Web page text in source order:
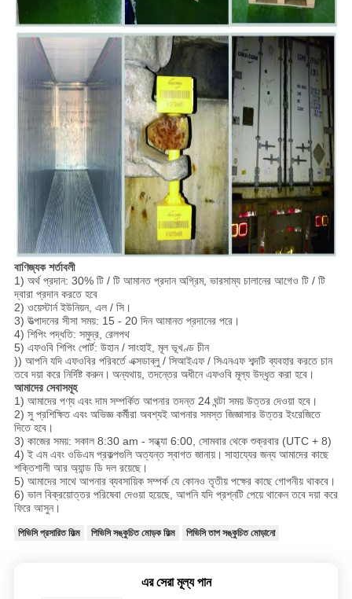
বাণিজ্যক শর্তাবলী
1) অর্থ প্রদান: 30% টি / টি আমানত প্রদান অগ্রিম, ভারসাম্য চালানের আগেও টি / টি
দ্বারা প্রদান করতে হবে
2) ওয়েস্টার্ন ইউনিয়ন, এল / সি।
3) উত্পাদনের সীসা সময়: 15 - 20 দিন আমানত প্রদানের পরে।
4) শিপিং পদ্ধতি: সমুদ্র, রেলপথ
5) এফওবি শিপিং পোর্ট: উহান / সাংহাই, মূল ভূখণ্ড চীন
)) আপনি যদি এফওবির পরিবর্তে এক্সডাব্লু / সিআইএফ / সিএনএফ শব্দটি ব্যবহার করতে চান
তবে দয়া করে নির্দিষ্ট করুন। অন্যথায়, তদন্তের অধীনে এফওবি মূল্য উদ্ধৃত করা হবে।
আমাদের সেবাসমূহ
1) আমাদের পণ্য এবং দাম সম্পর্কিত আপনার তদন্ত 24 ঘন্টা সময় উত্তর দেওয়া হবে।
2) সু প্রশিক্ষিত এবং অভিজ্ঞ কর্মীরা অবশ্যই আপনার সমস্ত জিজ্ঞাসার উত্তর ইংরেজিতে
দিতে হবে।
3) কাজের সময়: সকাল 8:30 am - সন্ধ্যা 6:00, সোমবার থেকে শুক্রবার (UTC + 8)
4) ই এম এবং ওডিএম প্রকল্পগুলি অত্যন্ত স্বাগত জানায়। সাহায্যের জন্য আমাদের কাছে
শক্তিশালী আর অ্যান্ড ডি দল রয়েছে।
5) আমাদের সাথে আপনার ব্যবসায়িক সম্পর্ক যে কোনও তৃতীয় পক্ষের কাছে গোপনীয় থাকবে।
6) ভাল বিক্রয়োত্তর পরিষেবা দেওয়া হয়েছে, আপনি যদি প্রশ্নটি পেয়ে থাকেন তবে দয়া করে
ফিরে আসুন।
পিভিসি প্রসারিত ফিল্ম পিভিসি সঙ্কুচিত মোড়ক ফিল্ম পিভিসি তাপ সঙ্কুচিত মোড়ানো
এর সেরা মূল্য পান